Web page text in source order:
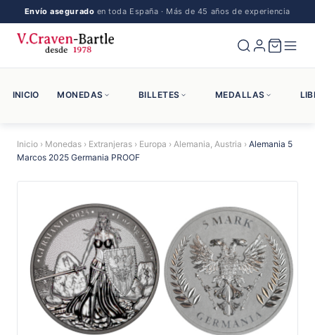
Envío asegurado en toda España · Más de 45 años de experiencia
INICIO MONEDAS BILLETES MEDALLAS
Inicio › Monedas › Extranjeras › Europa › Alemania, Austria › Alemania 5
Marcos 2025 Germania PROOF